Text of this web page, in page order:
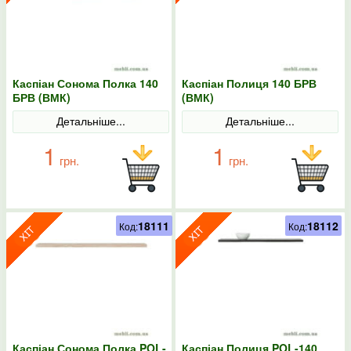
Каспіан Сонома Полка 140
БРВ (ВМК)
Детальніше...
1 грн.
Каспіан Полиця 140 БРВ
(ВМК)
Детальніше...
1 грн.
Каспіан Сонома Полка POL-
Код:18111
Каспіан Полиця POL-140
Код:18112